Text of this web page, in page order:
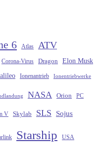
6 Atlas ATV
Corona-Virus Dragon Elon Musk
Ionenantrieb Ionentriebwerke
NASA Orion PC
V Skylab SLS Sojus
Starship USA